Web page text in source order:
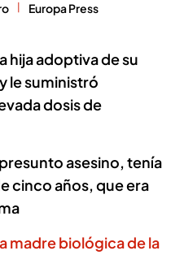
Europa Press
hija adoptiva de su
le suministró
dosis de
asesino, tenía
cinco años, que era
madre biológica de la